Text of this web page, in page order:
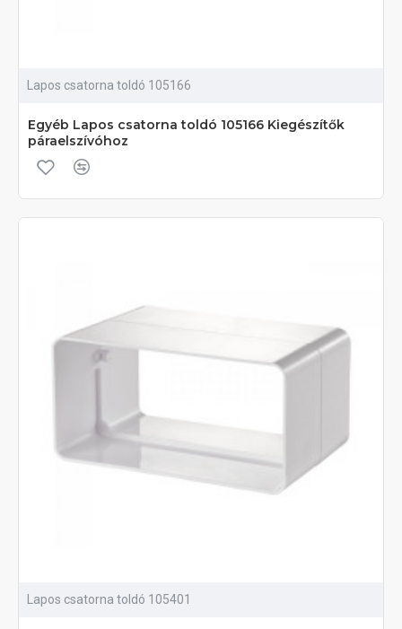
Lapos csatorna toldó 105166
Egyéb Lapos csatorna toldó 105166 Kiegészítők
páraelszívóhoz
Lapos csatorna toldó 105401